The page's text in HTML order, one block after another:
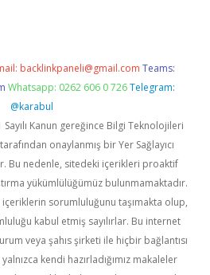
backlinkpaneli@gmail.com Teams:
Whatsapp: 0262 606 0 726 Telegram:
@karabul
Sayılı Kanun gereğince Bilgi Teknolojileri
onaylanmış bir Yer Sağlayıcı
Bu nedenle, sitedeki içerikleri proaktif
yükümlülüğümüz bulunmamaktadır.
içeriklerin sorumluluğunu taşımakta olup,
kabul etmiş sayılırlar. Bu internet
veya şahıs şirketi ile hiçbir bağlantısı
kendi hazırladığımız makaleler